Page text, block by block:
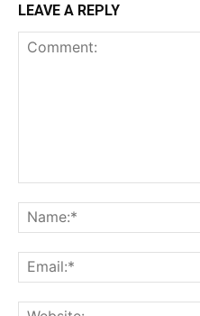
LEAVE A REPLY